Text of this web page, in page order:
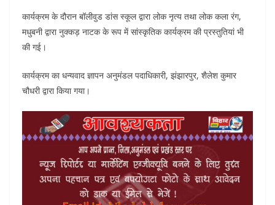
कार्यक्रम के दौरान बॉलीवुड डांस स्कूल द्वारा लोक नृत्य तथा लोक कला रंग,
मधुबनी द्वारा नुक्कड़ नाटक के रूप में सांस्कृतिक कार्यक्रम की प्रस्तुतियां भी
की गई।
कार्यक्रम का धन्यवाद ज्ञापन अनुमंडल पदाधिकारी, झंझारपुर, शैलेश कुमार
चौधरी द्वारा किया गया।